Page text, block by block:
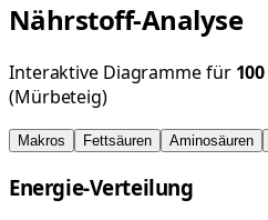
Nährstoff-Analyse
Interaktive Diagramme für 100
(Mürbeteig)
Makros Fettsäuren Aminosäuren
Energie-Verteilung